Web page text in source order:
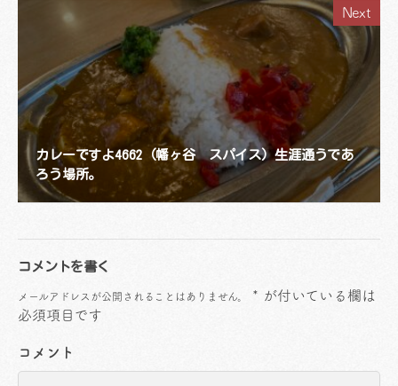
Next
カレーですよ4662（幡ヶ谷 スパイス）生涯通うであ
ろう場所。
コメントを書く
メールアドレスが公開されることはありません。 * が付いている欄は
必須項目です
コメント